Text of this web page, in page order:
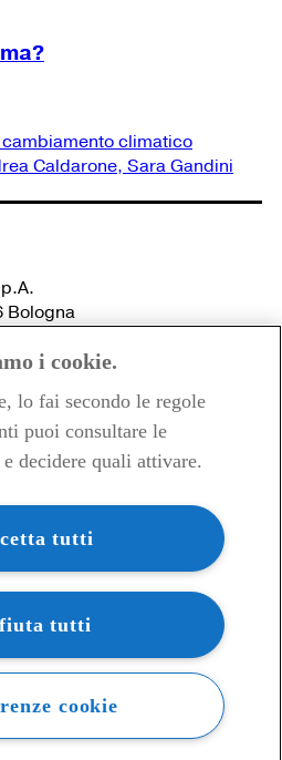
climatico
Caldarone, Sara Gandini
Bologna
spa
precontrattuali
i cookie.
lo fai secondo le regole
puoi consultare le
decidere quali attivare.
tutti
tutti
cookie